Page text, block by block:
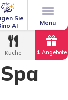
Menu
Sie
AI
Küche 1 Angebote